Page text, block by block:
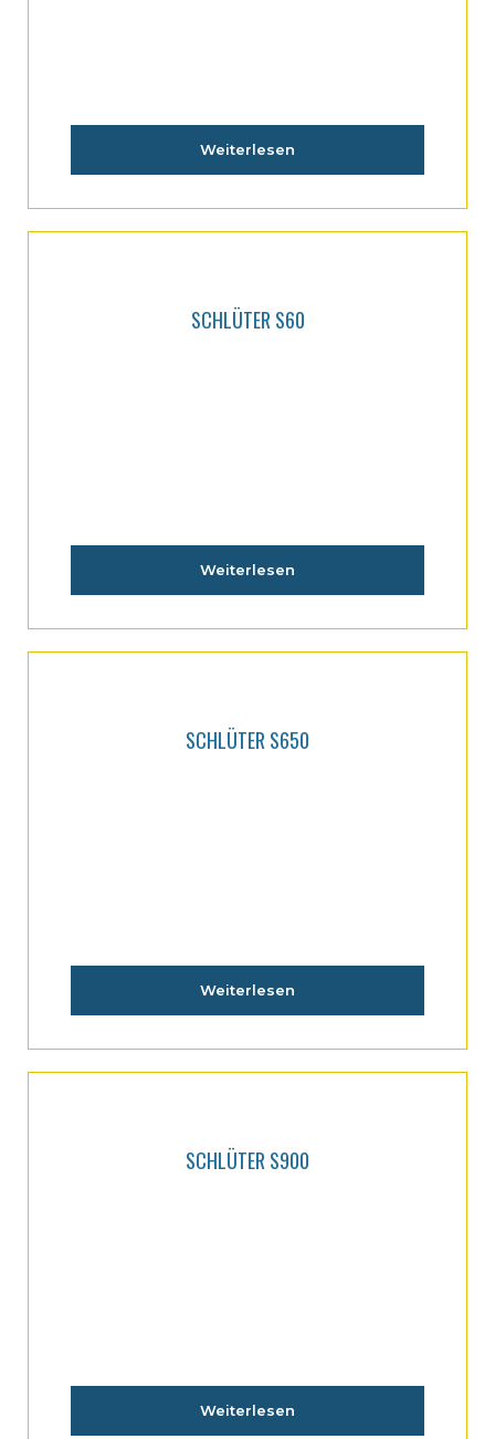
Weiterlesen
SCHLÜTER S60
Weiterlesen
SCHLÜTER S650
Weiterlesen
SCHLÜTER S900
Weiterlesen